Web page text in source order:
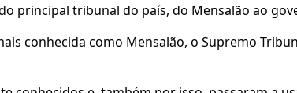
principal tribunal do país, do Mensalão ao
conhecida como Mensalão, o Supremo